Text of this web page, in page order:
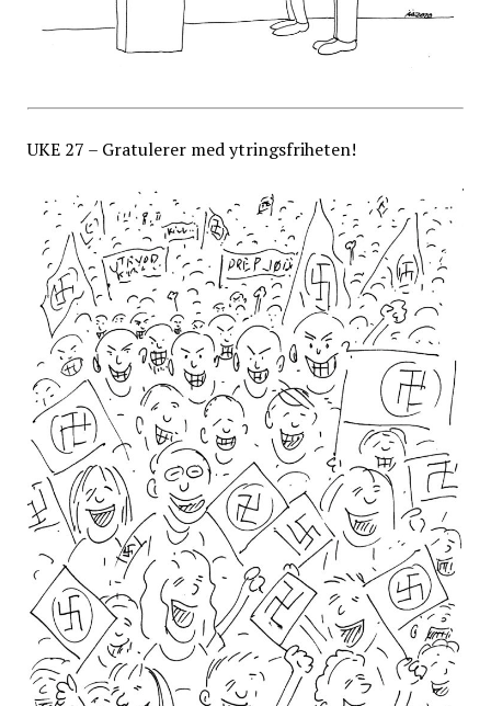
UKE 27 – Gratulerer med ytringsfriheten!